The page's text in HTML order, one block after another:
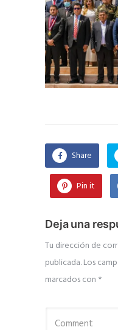
Share
Pin it
Deja una
Tu dirección de
publicada.Los
marcados con *